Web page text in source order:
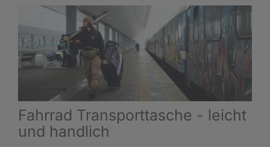
Fahrrad Transporttasche - leicht
und handlich